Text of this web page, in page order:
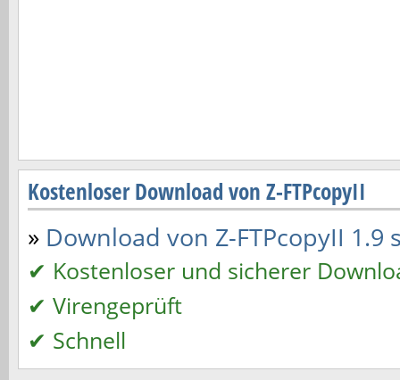
Kostenloser Download von Z-FTPcopyII
» Download von Z-FTPcopyII 1.9
✔ Kostenloser und sicherer
✔ Virengeprüft
✔ Schnell